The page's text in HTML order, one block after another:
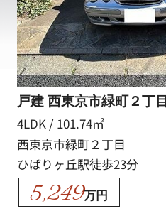
戸建 西東京市緑町２丁目
4LDK / 101.74㎡
西東京市緑町２丁目
ひばりヶ丘駅徒歩23分
5,249万円